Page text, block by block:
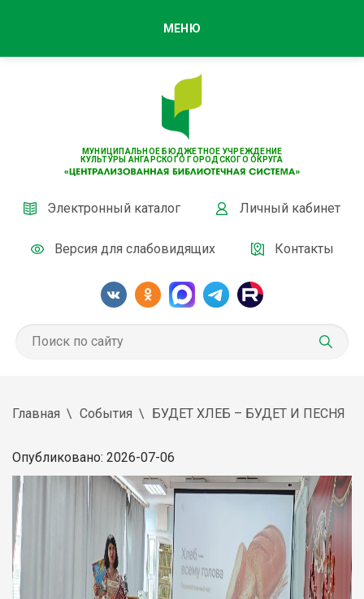
МУНИЦИПАЛЬНОЕ БЮДЖЕТНОЕ УЧРЕЖДЕНИЕ
КУЛЬТУРЫ АНГАРСКОГО ГОРОДСКОГО ОКРУГА
Электронный каталог Личный кабинет
Версия для слабовидящих Контакты
МЕНЮ
Главная События БУДЕТ ХЛЕБ – БУДЕТ И ПЕСНЯ
Опубликовано: 2026-07-06